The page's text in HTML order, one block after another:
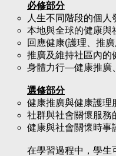
必修部分
人生不同階段的個
本地與全球的健康與
回應健康(護理、推
推廣及維持社區內的
身體力行—健康推廣
選修部分
健康推廣與健康護理
社群與社會關懷服務
健康與社會關懷時事
在學習過程中，學生